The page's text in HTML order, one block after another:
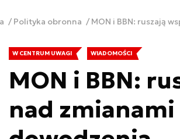
Polityka obronna MON i BBN: ruszają
W CENTRUM UWAGI WIADOMOŚCI
MON i BBN:
nad